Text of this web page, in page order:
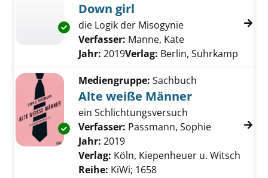
Exemplar-Details von Down girl anzeigen
Down girl
die Logik der Misogynie
Verfasser: Manne, Kate
Jahr: 2019Verlag: Berlin, Suhrkamp
Exemplar-Details von Alte weiße Männer
Mediengruppe: Sachbuch
Alte weiße Männer
ein Schlichtungsversuch
Verfasser: Passmann, Sophie Suche
Jahr: 2019
Verlag: Köln, Kiepenheuer u. Witsch
Reihe: KiWi; 1658